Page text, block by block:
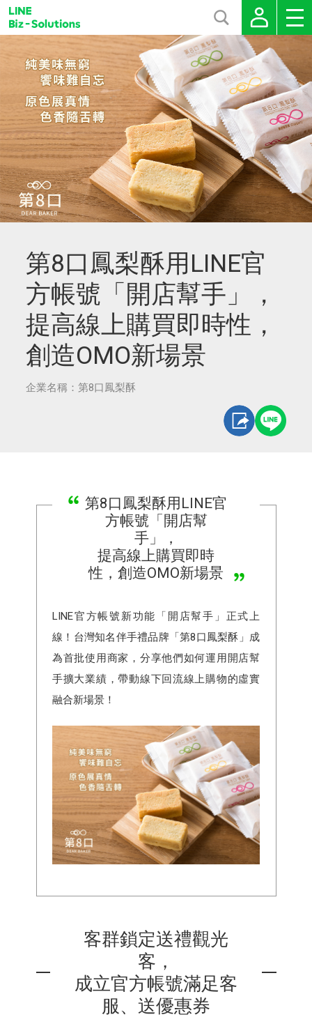
第8口鳳梨酥用LINE官
方帳號「開店幫手」，
提高線上購買即時性，
創造OMO新場景
企業名稱：第8口鳳梨酥
第8口鳳梨酥用LINE官
方帳號「開店幫
手」，
提高線上購買即時
性，創造OMO新場景
LINE官方帳號新功能「開店幫手」正式上
線！台灣知名伴手禮品牌「第8口鳳梨酥」成
為首批使用商家，分享他們如何運用開店幫
手擴大業績，帶動線下回流線上購物的虛實
融合新場景！
客群鎖定送禮觀光
客，
成立官方帳號滿足客
服、送優惠券